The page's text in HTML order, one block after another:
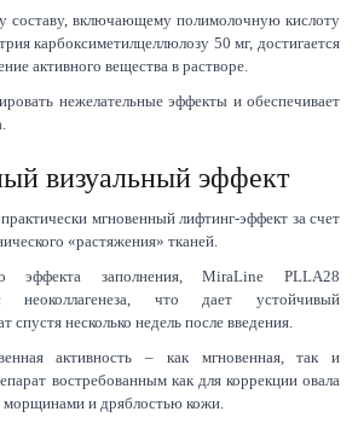
составу, включающему полимолочную кислоту
карбоксиметилцеллюлозу 50 мг, достигается
активного вещества в растворе.
нежелательные эффекты и обеспечивает
визуальный эффект
мгновенный лифтинг-эффект за счет
«растяжения» тканей.
эффекта заполнения, MiraLine PLLA28
неоколлагенеза, что дает устойчивый
спустя несколько недель после введения.
активность – как мгновенная, так и
востребованным как для коррекции овала
морщинами и дряблостью кожи.